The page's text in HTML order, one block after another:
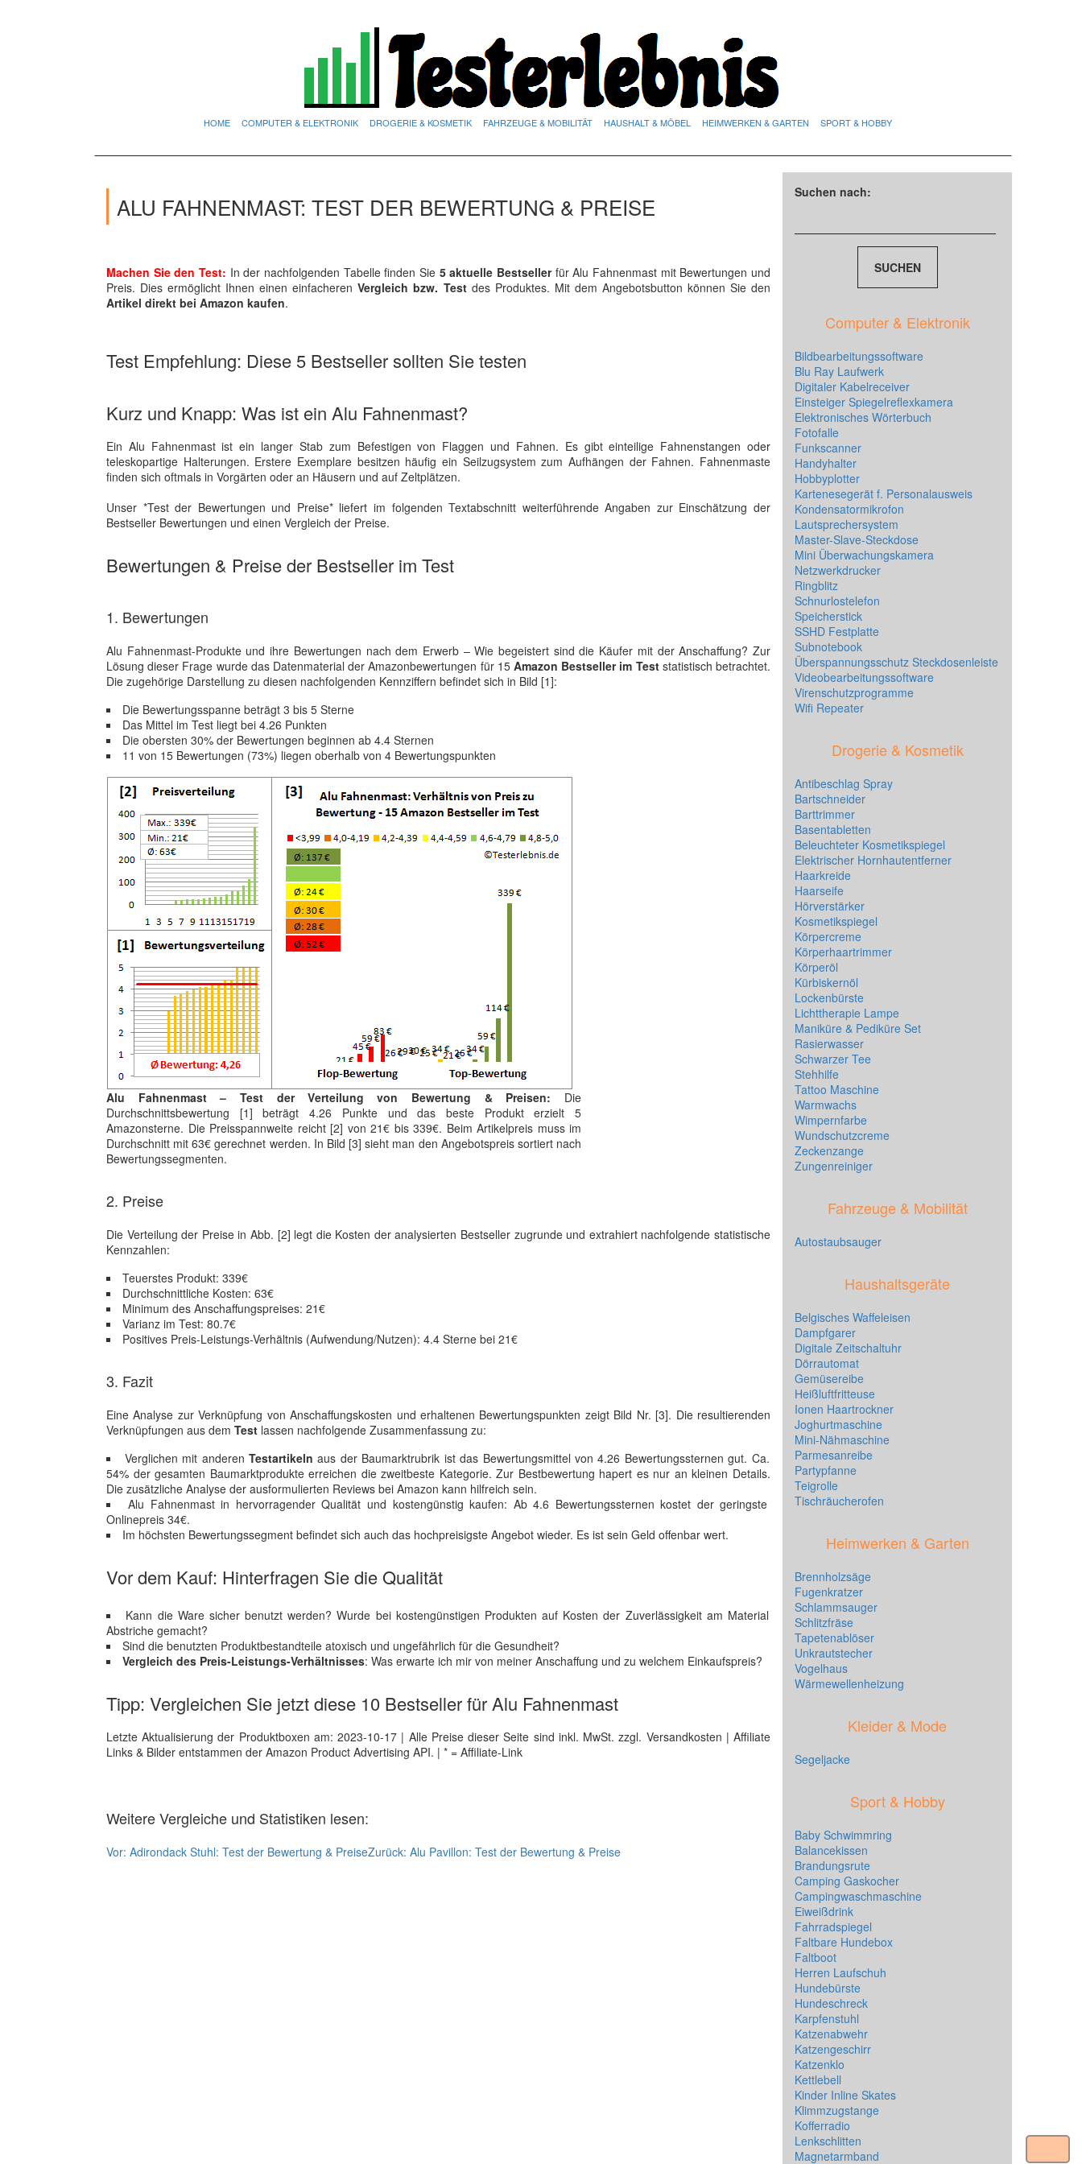
HOME COMPUTER & ELEKTRONIK DROGERIE & KOSMETIK FAHRZEUGE & MOBILITÄT HAUSHALT & MÖBEL HEIMWERKEN & GARTEN SPORT & HOBBY
ALU FAHNENMAST: TEST DER BEWERTUNG & PREISE
Machen Sie den Test: In der nachfolgenden Tabelle finden Sie 5 aktuelle Bestsellerfür Alu Fahnenmast mit Bewertungen und
Preis. Dies ermöglicht Ihnen einen einfacherenVergleich bzw. Testdes Produktes. Mit dem Angebotsbutton können Sie den
Artikel direkt bei Amazon kaufen.
Test Empfehlung: Diese 5 Bestseller sollten Sie testen
Kurz und Knapp: Was ist ein Alu Fahnenmast?
Ein Alu Fahnenmast ist ein langer Stab zum Befestigen von Flaggen und Fahnen. Es gibt einteilige Fahnenstangen oder
teleskopartige Halterungen. Erstere Exemplare besitzen häufig ein Seilzugsystem zum Aufhängen der Fahnen. Fahnenmaste
finden sich oftmals in Vorgärten oder an Häusern und auf Zeltplätzen.
Unser *Test der Bewertungen und Preise* liefert im folgenden Textabschnitt weiterführende Angaben zur Einschätzung der
Bestseller Bewertungen und einen Vergleich der Preise.
Bewertungen & Preise der Bestseller im Test
1. Bewertungen
Alu Fahnenmast-Produkte und ihre Bewertungen nach dem Erwerb – Wie begeistert sind die Käufer mit der Anschaffung? Zur
Lösung dieser Frage wurde das Datenmaterial der Amazonbewertungen für 15 Amazon Bestseller im Teststatistisch betrachtet.
Die zugehörige Darstellung zu diesen nachfolgenden Kennziffern befindet sich in Bild [1]:
Die Bewertungsspanne beträgt 3 bis 5 Sterne
Das Mittel im Test liegt bei 4.26 Punkten
Die obersten 30% der Bewertungen beginnen ab 4.4 Sternen
11 von 15 Bewertungen (73%) liegen oberhalb von 4 Bewertungspunkten
Alu Fahnenmast – Test der Verteilung von Bewertung & Preisen: Die
Durchschnittsbewertung [1] beträgt 4.26 Punkte und das beste Produkt erzielt 5
Amazonsterne. Die Preisspannweite reicht [2] von 21€ bis 339€. Beim Artikelpreis muss im
Durchschnitt mit 63€ gerechnet werden. In Bild [3] sieht man den Angebotspreis sortiert nach
Bewertungssegmenten.
2. Preise
Die Verteilung der Preise in Abb. [2] legt die Kosten der analysierten Bestseller zugrunde und extrahiert nachfolgende statistische
Kennzahlen:
Teuerstes Produkt: 339€
Durchschnittliche Kosten: 63€
Minimum des Anschaffungspreises: 21€
Varianz im Test: 80.7€
Positives Preis-Leistungs-Verhältnis (Aufwendung/Nutzen): 4.4 Sterne bei 21€
3. Fazit
Eine Analyse zur Verknüpfung von Anschaffungskosten und erhaltenen Bewertungspunkten zeigt Bild Nr. [3]. Die resultierenden
Verknüpfungen aus dem Test lassen nachfolgende Zusammenfassung zu:
Verglichen mit anderenTestartikeln aus der Baumarktrubrik ist das Bewertungsmittel von 4.26 Bewertungssternen gut. Ca.
54% der gesamten Baumarktprodukte erreichen die zweitbeste Kategorie. Zur Bestbewertung hapert es nur an kleinen Details.
Die zusätzliche Analyse der ausformulierten Reviews bei Amazon kann hilfreich sein.
Alu Fahnenmast in hervorragender Qualität und kostengünstig kaufen: Ab 4.6 Bewertungssternen kostet der geringste
Onlinepreis 34€.
Im höchsten Bewertungssegment befindet sich auch das hochpreisigste Angebot wieder. Es ist sein Geld offenbar wert.
Vor dem Kauf: Hinterfragen Sie die Qualität
Kann die Ware sicher benutzt werden? Wurde bei kostengünstigen Produkten auf Kosten der Zuverlässigkeit am Material
Abstriche gemacht?
Sind die benutzten Produktbestandteile atoxisch und ungefährlich für die Gesundheit?
Vergleich des Preis-Leistungs-Verhältnisses: Was erwarte ich mir von meiner Anschaffung und zu welchem Einkaufspreis?
Tipp: Vergleichen Sie jetzt diese 10 Bestseller für Alu Fahnenmast
Letzte Aktualisierung der Produktboxen am: 2023-10-17 | Alle Preise dieser Seite sind inkl. MwSt. zzgl. Versandkosten | Affiliate
Links & Bilder entstammen der Amazon Product Advertising API. | * = Affiliate-Link
Weitere Vergleiche und Statistiken lesen:
Vor: Adirondack Stuhl: Test der Bewertung & PreiseZurück: Alu Pavillon: Test der Bewertung & Preise
Suchen nach:
Computer & Elektronik
Bildbearbeitungssoftware
Blu Ray Laufwerk
Digitaler Kabelreceiver
Einsteiger Spiegelreflexkamera
Elektronisches Wörterbuch
Fotofalle
Funkscanner
Handyhalter
Hobbyplotter
Kartenesegerät f. Personalausweis
Kondensatormikrofon
Lautsprechersystem
Master-Slave-Steckdose
Mini Überwachungskamera
Netzwerkdrucker
Ringblitz
Schnurlostelefon
Speicherstick
SSHD Festplatte
Subnotebook
Überspannungsschutz Steckdosenleiste
Videobearbeitungssoftware
Virenschutzprogramme
Wifi Repeater
Drogerie & Kosmetik
Antibeschlag Spray
Bartschneider
Barttrimmer
Basentabletten
Beleuchteter Kosmetikspiegel
Elektrischer Hornhautentferner
Haarkreide
Haarseife
Hörverstärker
Kosmetikspiegel
Körpercreme
Körperhaartrimmer
Körperöl
Kürbiskernöl
Lockenbürste
Lichttherapie Lampe
Maniküre & Pediküre Set
Rasierwasser
Schwarzer Tee
Stehhilfe
Tattoo Maschine
Warmwachs
Wimpernfarbe
Wundschutzcreme
Zeckenzange
Zungenreiniger
Fahrzeuge & Mobilität
Autostaubsauger
Haushaltsgeräte
Belgisches Waffeleisen
Dampfgarer
Digitale Zeitschaltuhr
Dörrautomat
Gemüsereibe
Heißluftfritteuse
Ionen Haartrockner
Joghurtmaschine
Mini-Nähmaschine
Parmesanreibe
Partypfanne
Teigrolle
Tischräucherofen
Heimwerken & Garten
Brennholzsäge
Fugenkratzer
Schlammsauger
Schlitzfräse
Tapetenablöser
Unkrautstecher
Vogelhaus
Wärmewellenheizung
Kleider & Mode
Segeljacke
Sport & Hobby
Baby Schwimmring
Balancekissen
Brandungsrute
Camping Gaskocher
Campingwaschmaschine
Eiweißdrink
Fahrradspiegel
Faltbare Hundebox
Faltboot
Herren Laufschuh
Hundebürste
Hundeschreck
Karpfenstuhl
Katzenabwehr
Katzengeschirr
Katzenklo
Kettlebell
Kinder Inline Skates
Klimmzugstange
Kofferradio
Lenkschlitten
Magnetarmband